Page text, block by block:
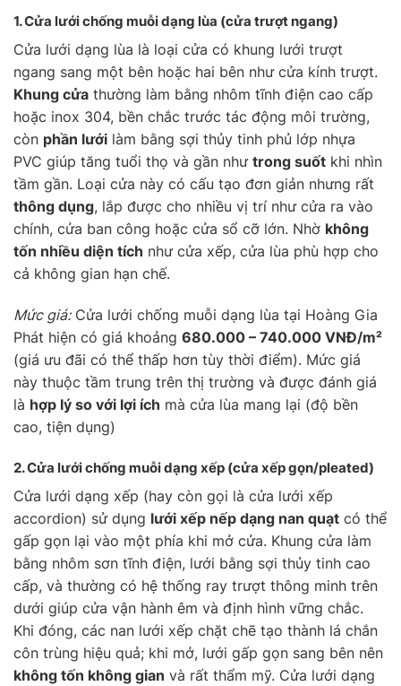
1. Cửa lưới chống muỗidạng lùa (cửa trượt ngang)
Cửa lưới dạng lùa là loại cửa có khung lưới trượt
ngang sang một bên hoặc hai bên như cửa kính trượt.
Khung cửa thường làm bằng nhôm tĩnh điện cao cấp
hoặc inox 304, bền chắc trước tác động môi trường,
còn phần lưới làm bằng sợi thủy tinh phủ lớp nhựa
PVC giúp tăng tuổi thọ và gần như trong suốt khi nhìn
tầm gần. Loại cửa này có cấu tạo đơn giản nhưng rất
thông dụng, lắp được cho nhiều vị trí như cửa ra vào
chính, cửa ban công hoặc cửa sổ cỡ lớn. Nhờ không
tốn nhiều diện tích như cửa xếp, cửa lùa phù hợp cho
cả không gian hạn chế.
Mức giá:Cửa lưới chống muỗi dạng lùa tại Hoàng Gia
Phát hiện có giá khoảng 680.000 – 740.000 VNĐ/m²
(giá ưu đãi có thể thấp hơn tùy thời điểm). Mức giá
này thuộc tầm trung trên thị trường và được đánh giá
là hợp lý so với lợi ích mà cửa lùa mang lại (độ bền
cao, tiện dụng)
2. Cửa lưới chống muỗidạng xếp (cửa xếp gọn/pleated)
Cửa lưới dạng xếp (hay còn gọi là cửa lưới xếp
accordion) sử dụng lưới xếp nếp dạng nan quạt có thể
gấp gọn lại vào một phía khi mở cửa. Khung cửa làm
bằng nhôm sơn tĩnh điện, lưới bằng sợi thủy tinh cao
cấp, và thường có hệ thống ray trượt thông minh trên
dưới giúp cửa vận hành êm và định hình vững chắc.
Khi đóng, các nan lưới xếp chặt chẽ tạo thành lá chắn
côn trùng hiệu quả; khi mở, lưới gấp gọn sang bên nên
không tốn không gian và rất thẩm mỹ. Cửa lưới dạng